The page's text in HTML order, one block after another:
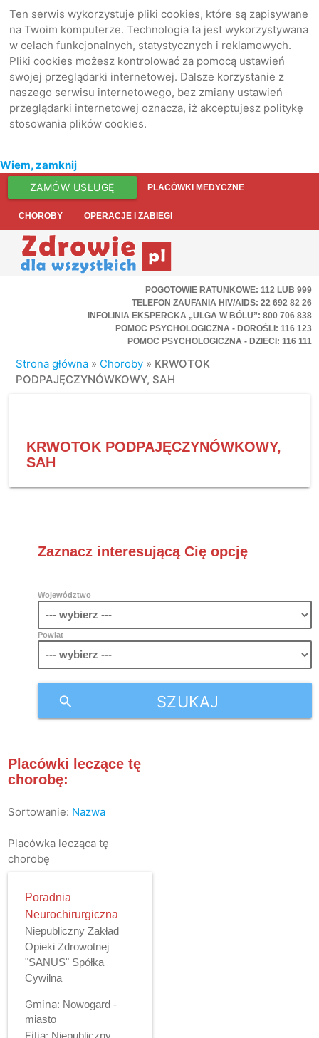
Ten serwis wykorzystuje pliki cookies, które są zapisywane
na Twoim komputerze. Technologia ta jest wykorzystywana
w celach funkcjonalnych, statystycznych i reklamowych.
Pliki cookies możesz kontrolować za pomocą ustawień
swojej przeglądarki internetowej. Dalsze korzystanie z
naszego serwisu internetowego, bez zmiany ustawień
przeglądarki internetowej oznacza, iż akceptujesz politykę
stosowania plików cookies.
Wiem, zamknij
ZAMÓW USŁUGĘ PLACÓWKI MEDYCZNE
CHOROBY OPERACJE I ZABIEGI
POGOTOWIE RATUNKOWE: 112 LUB 999
TELEFON ZAUFANIA HIV/AIDS: 22 692 82 26
INFOLINIA EKSPERCKA „ULGA W BÓLU”: 800 706 838
POMOC PSYCHOLOGICZNA - DOROŚLI: 116 123
POMOC PSYCHOLOGICZNA - DZIECI: 116 111
Strona główna » Choroby » KRWOTOK
PODPAJĘCZYNÓWKOWY, SAH
KRWOTOK PODPAJĘCZYNÓWKOWY,
SAH
Zaznacz interesującą Cię opcję
Województwo
Powiat
SZUKAJ
search
Placówki leczące tę
chorobę:
Sortowanie: Nazwa
Placówka lecząca tę
chorobę
Poradnia
Neurochirurgiczna
Niepubliczny Zakład
Opieki Zdrowotnej
"SANUS" Spółka
Cywilna
Gmina: Nowogard -
miasto
Filia: Niepubliczny